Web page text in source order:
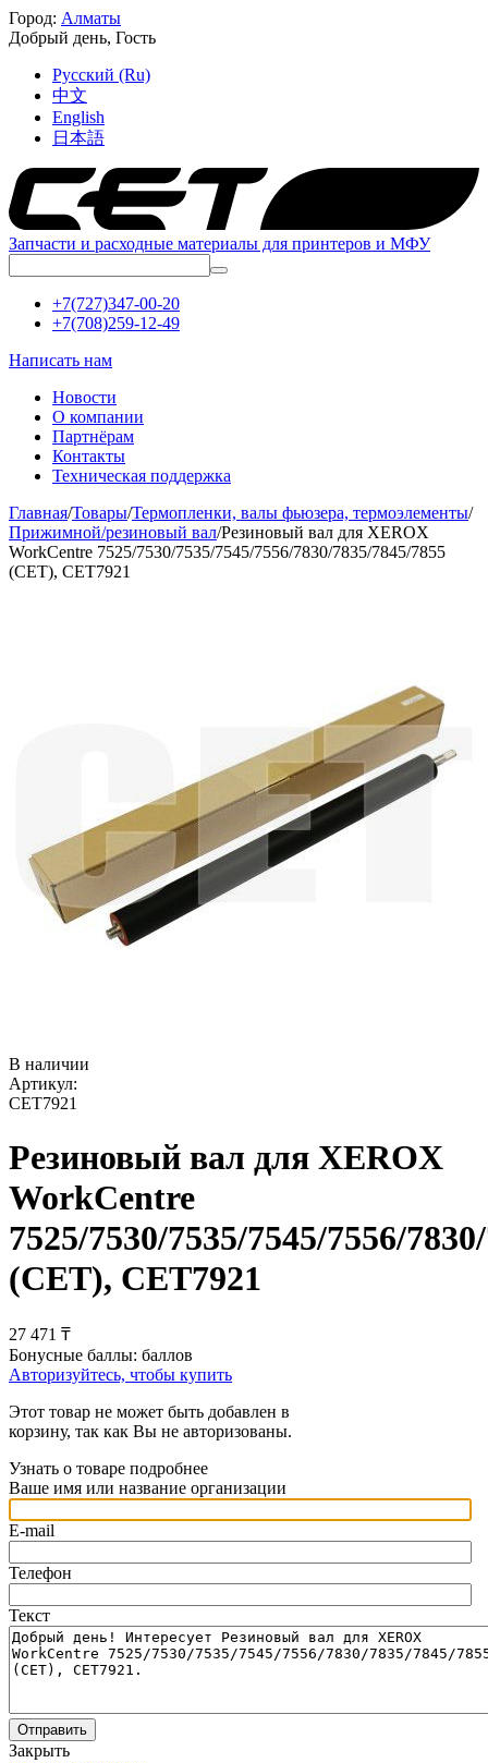
Город: Алматы
Добрый день, Гость
Русский (Ru)
中文
English
日本語
Запчасти и расходные материалы для принтеров и МФУ
+7(727)347-00-20
+7(708)259-12-49
Написать нам
Новости
О компании
Партнёрам
Контакты
Техническая поддержка
Главная/Товары/Термопленки, валы фьюзера, термоэлементы/
Прижимной/резиновый вал/Резиновый вал для XEROX
WorkCentre 7525/7530/7535/7545/7556/7830/7835/7845/7855
(CET), CET7921
В наличии
Артикул:
CET7921
Резиновый вал для XEROX
WorkCentre
7525/7530/7535/7545/7556/
(CET), CET7921
27 471 ₸
Бонусные баллы: баллов
Авторизуйтесь, чтобы купить
Этот товар не может быть добавлен в
корзину, так как Вы не авторизованы.
Узнать о товаре подробнее
Ваше имя или название организации
E-mail
Телефон
Текст
Отправить
Закрыть